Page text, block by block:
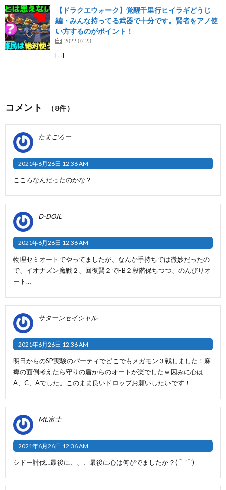
【ドラクエウォーク】覚醒千里行ヒイラギどうじ
編・みんな持ってる武器で十分です。賢者をアノ使
い方するのがポイント！
2022.07.23
[…]
コメント （8件）
たまごろー
2021年6月26日 12:36 AM
こころなんだったのかな？
D-DOIL
2021年6月26日 12:36 AM
物理セミオートでやってましたが、なんか手持ちでは微妙だったの
で、イオナズン魔戦２、回復賢２でFB２段階保ちつつ、のんびりオ
ート…
サターンセイシャル
2021年6月26日 12:36 AM
明日からのSP実験のパーティでどこでもメガモン３戦しました！麻
痺の面倒考えたら守りの盾からのオートが楽でしたｗ因みに心は
A、C、Aでした。このまま良いドロップお願いしたいです！
Mt.富士
2021年6月26日 12:36 AM
シドー討伐…最後に、、、最後に心は何がでましたか？(⌒‐⌒)